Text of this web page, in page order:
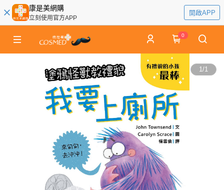
康是美網購
立刻使用官方APP
開啟APP
0
1/1